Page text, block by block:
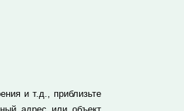
и т.д., приблизьте